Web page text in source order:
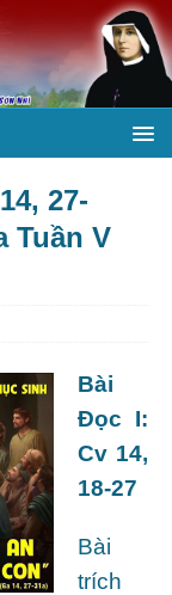
27-
Tuần V
Bài
Ðọc I:
Cv 14,
18-27
Bài
trích